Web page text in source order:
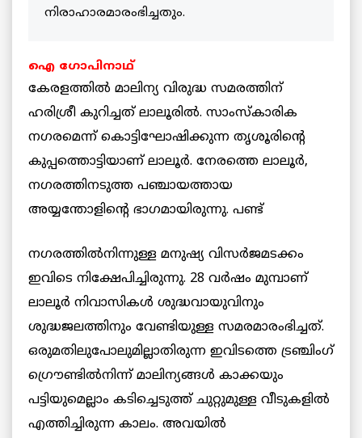
നിരാഹാരമാരംഭിച്ചതും.
ഐ ഗോപിനാഥ്
കേരളത്തില്‍ മാലിന്യ വിരുദ്ധ സമരത്തിന്
ഹരിശ്രീ കുറിച്ചത് ലാലൂരില്‍. സാംസ്കാരിക
നഗരമെന്ന് കൊട്ടിഘോഷിക്കുന്ന തൃശൂരിന്റെ
കുപ്പത്തൊട്ടിയാണ് ലാലൂര്‍. നേരത്തെ ലാലൂര്‍,
നഗരത്തിനടുത്ത പഞ്ചായത്തായ
അയ്യന്തോളിന്റെ ഭാഗമായിരുന്നു. പണ്ട്
നഗരത്തില്‍നിന്നുള്ള മനുഷ്യ വിസര്‍ജമടക്കം
ഇവിടെ നിക്ഷേപിച്ചിരുന്നു. 28 വര്‍ഷം മുമ്പാണ്
ലാലൂര്‍ നിവാസികള്‍ ശുദ്ധവായുവിനും
ശുദ്ധജലത്തിനും വേണ്ടിയുള്ള സമരമാരംഭിച്ചത്.
ഒരുമതിലുപോലുമില്ലാതിരുന്ന ഇവിടത്തെ ട്രഞ്ചിംഗ്
ഗ്രൌണ്ടില്‍നിന്ന് മാലിന്യങ്ങള്‍ കാക്കയും
പട്ടിയുമെല്ലാം കടിച്ചെടുത്ത് ചുറ്റുമുള്ള വീടുകളില്‍
എത്തിച്ചിരുന്ന കാലം. അവയില്‍